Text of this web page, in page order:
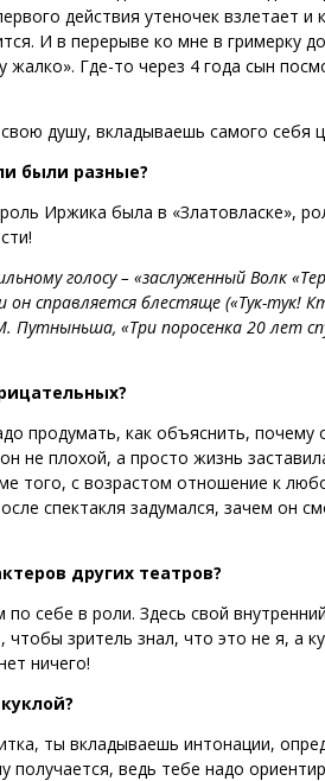
действия утеночек взлетает и
И в перерыве ко мне в гримерку
жалко». Где-то через 4 года сын
душу, вкладываешь самого себя
были разные?
Иржика была в «Златовласке»,
голосу – «заслуженный Волк
он справляется блестяще («Тук-тук!
«Три поросенка 20 лет
продумать, как объяснить, почему
не плохой, а просто жизнь
того, с возрастом отношение к
спектакля задумался, зачем он
других театров?
себе в роли. Здесь свой
зритель знал, что это не я, а
ничего!
ты вкладываешь интонации,
получается, ведь тебе надо